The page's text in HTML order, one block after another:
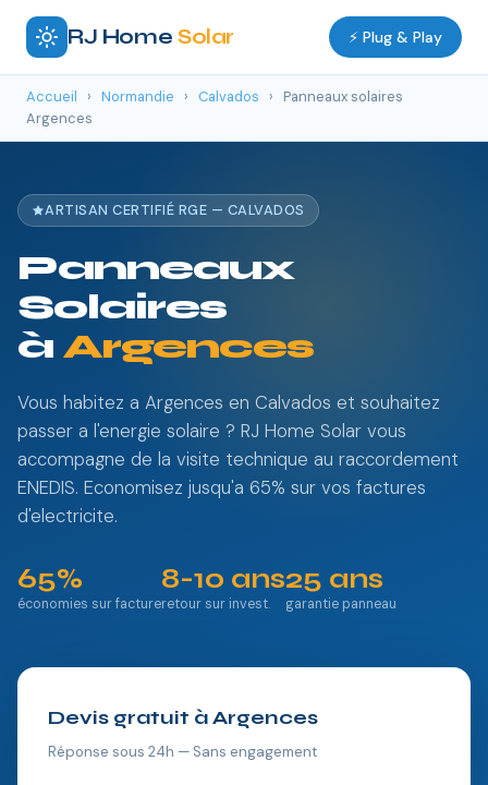
RJ Home Solar ⚡ Plug & Play
Accueil › Normandie › Calvados ›
Panneaux solaires
Argences
ARTISAN CERTIFIÉ RGE — CALVADOS
Panneaux
Solaires
àArgences
Vous habitez a Argences en Calvados et souhaitez
passer a l'energie solaire ? RJ Home Solar vous
accompagne de la visite technique au raccordement
ENEDIS. Economisez jusqu'a 65% sur vos factures
d'electricite.
65%
économies sur facture
8-10 ans
retour sur invest.
25 ans
garantie panneau
Devis gratuit à Argences
Réponse sous 24h — Sans engagement